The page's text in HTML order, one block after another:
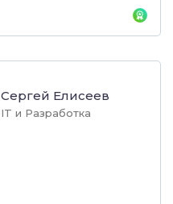
Сергей Елисеев
IT и Разработка